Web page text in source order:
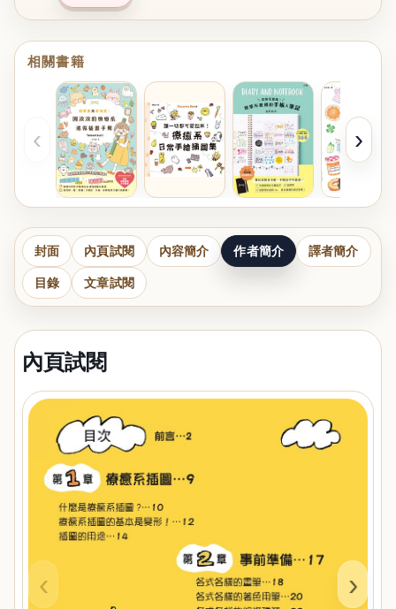
相關書籍
‹ ›
封面 內頁試閱 內容簡介 作者簡介 譯者簡介
目錄 文章試閱
內頁試閱
‹ ›